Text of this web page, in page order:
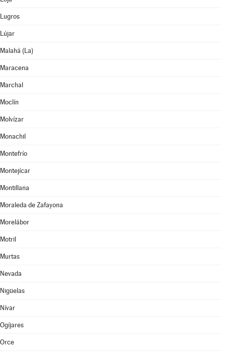
Lugros
Lújar
Malahá (La)
Maracena
Marchal
Moclín
Molvízar
Monachil
Montefrío
Montejícar
Montillana
Moraleda de Zafayona
Morelábor
Motril
Murtas
Nevada
Nigüelas
Nívar
Ogíjares
Orce